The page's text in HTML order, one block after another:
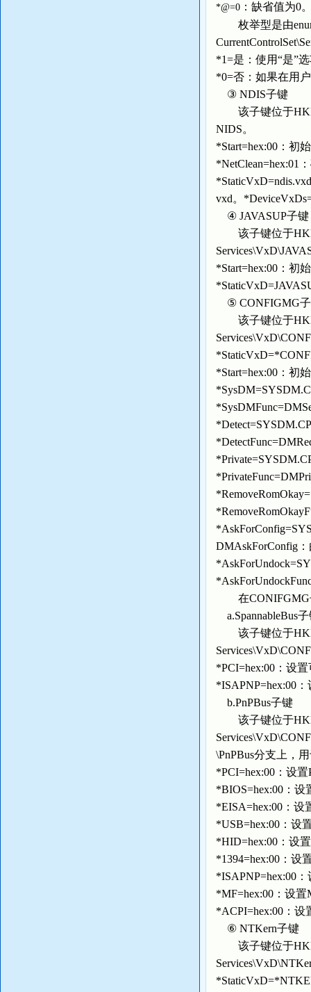
*@=0 ：缺省值为0
枚举型是由enum
*1=是：使用“是”
*0=否：如果在用
③ NDIS子键
该子键位于
NIDS。
*Start=hex:00：初
*NetClean=hex:01
vxd。
④ JAVASUP子键
该子键位于
*Start=hex:00：初
⑤ CONFIGMG
该子键位于
*Start=hex:00：初
DMAskForConfig
在CONIFGMG
a.SpannableBus
该子键位于
*PCI=hex:00：设
*ISAPNP=hex:00
b.PnPBus子键
该子键位于
\PnPBus分支上，
*PCI=hex:00：设
*BIOS=hex:00：
*EISA=hex:00：设
*USB=hex:00：设
*HID=hex:00：设
*1394=hex:00：设
*ISAPNP=hex:00
*MF=hex:00：设
*ACPI=hex:00：
⑥ NTKern子键
该子键位于